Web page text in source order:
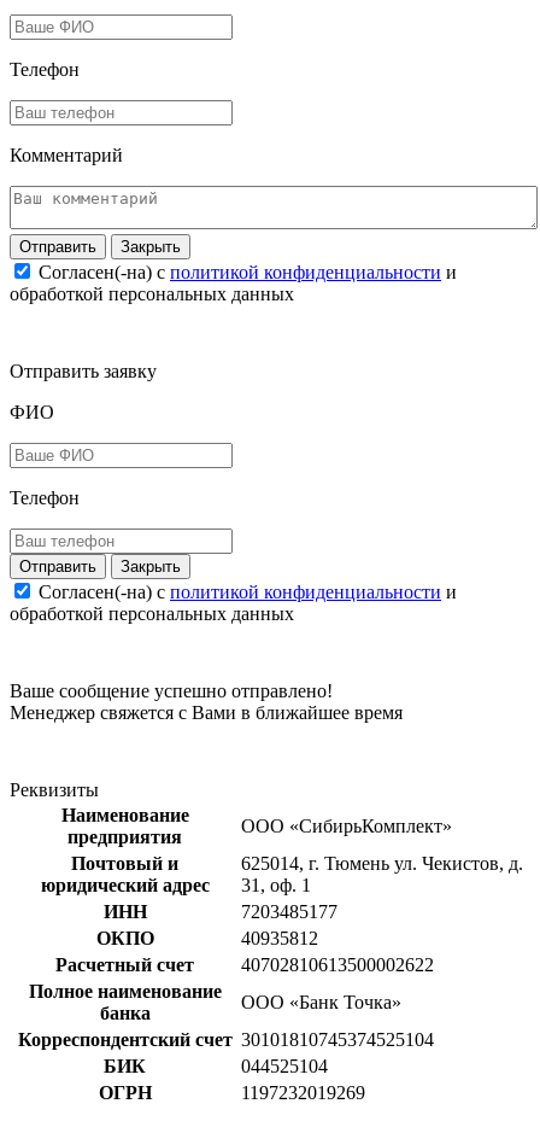
Телефон
Комментарий
Закрыть
Согласен(-на) c политикой конфиденциальности и
обработкой персональных данных
Отправить заявку
ФИО
Телефон
Закрыть
Согласен(-на) c политикой конфиденциальности и
обработкой персональных данных
Ваше сообщение успешно отправлено!
Менеджер свяжется с Вами в ближайшее время
Реквизиты
Наименование
предприятия
ООО «СибирьКомплект»
Почтовый и
юридический адрес
625014, г. Тюмень ул. Чекистов, д.
31, оф. 1
ИНН
7203485177
ОКПО
40935812
Расчетный счет
40702810613500002622
Полное наименование
банка
ООО «Банк Точка»
Корреспондентский счет 30101810745374525104
БИК
044525104
ОГРН
1197232019269